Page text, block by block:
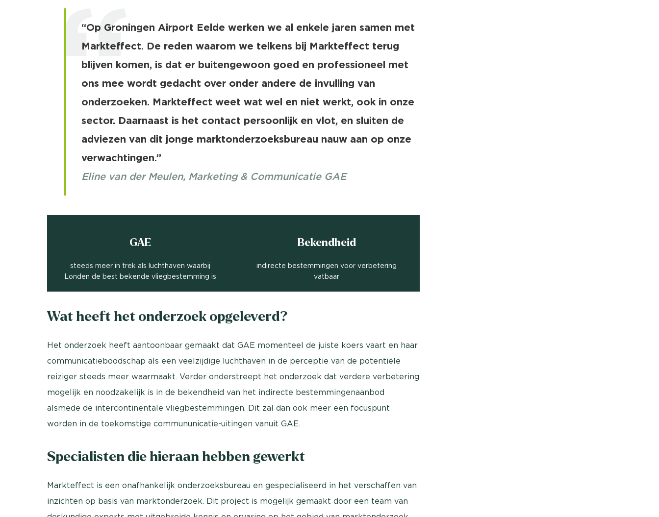
“Op Groningen Airport Eelde werken we al enkele jaren samen met
Markteffect. De reden waarom we telkens bij Markteffect terug
blijven komen, is dat er buitengewoon goed en professioneel met
ons mee wordt gedacht over onder andere de invulling van
onderzoeken. Markteffect weet wat wel en niet werkt, ook in onze
sector. Daarnaast is het contact persoonlijk en vlot, en sluiten de
adviezen van dit jonge marktonderzoeksbureau nauw aan op onze
verwachtingen.”
Eline van der Meulen, Marketing & Communicatie GAE
GAE
steeds meer in trek als luchthaven waarbij
Londen de best bekende vliegbestemming is
Bekendheid
indirecte bestemmingen voor verbetering
vatbaar
Wat heeft het onderzoek opgeleverd?
Het onderzoek heeft aantoonbaar gemaakt dat GAE momenteel de juiste koers vaart en haar
communicatieboodschap als een veelzijdige luchthaven in de perceptie van de potentiële
reiziger steeds meer waarmaakt. Verder onderstreept het onderzoek dat verdere verbetering
mogelijk en noodzakelijk is in de bekendheid van het indirecte bestemmingenaanbod
alsmede de intercontinentale vliegbestemmingen. Dit zal dan ook meer een focuspunt
worden in de toekomstige commununicatie-uitingen vanuit GAE.
Specialisten die hieraan hebben gewerkt
Markteffect is een onafhankelijk onderzoeksbureau en gespecialiseerd in het verschaffen van
inzichten op basis van marktonderzoek. Dit project is mogelijk gemaakt door een team van